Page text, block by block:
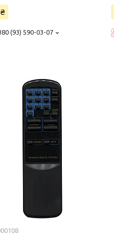
(93) 590-03-07